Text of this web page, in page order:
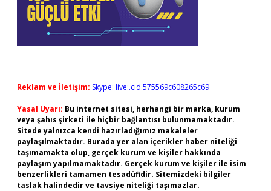
Reklam ve İletişim: Skype: live:.cid.575569c608265c69
Yasal Uyarı: Bu internet sitesi, herhangi bir marka, kurum
veya şahıs şirketi ile hiçbir bağlantısı bulunmamaktadır.
Sitede yalnızca kendi hazırladığımız makaleler
paylaşılmaktadır. Burada yer alan içerikler haber niteliği
taşımamakta olup, gerçek kurum ve kişiler hakkında
paylaşım yapılmamaktadır. Gerçek kurum ve kişiler ile isim
benzerlikleri tamamen tesadüfidir. Sitemizdeki bilgiler
taslak halindedir ve tavsiye niteliği taşımazlar.